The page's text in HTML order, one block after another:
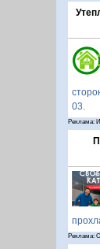
03.
Реклама:
Реклама: